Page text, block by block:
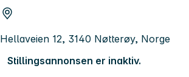
Hellaveien 12, 3140 Nøtterøy, Norge
Stillingsannonsen er inaktiv.